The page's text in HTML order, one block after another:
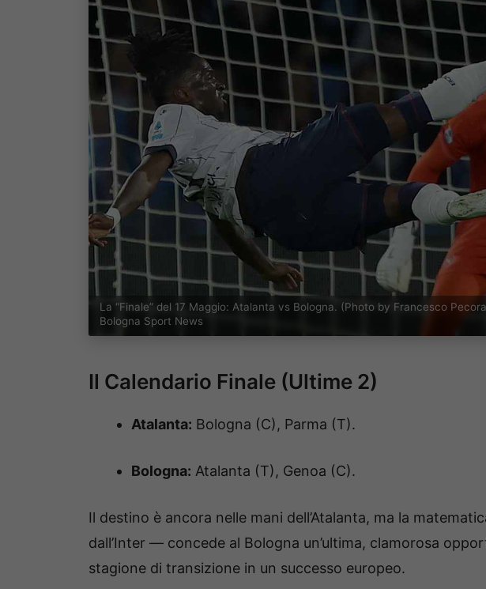
La “Finale” del 17 Maggio: Atalanta vs Bologna. (Photo by Francesco
Bologna Sport News
Il Calendario Finale (Ultime 2)
Atalanta: Bologna (C), Parma (T).
Bologna: Atalanta (T), Genoa (C).
Il destino è ancora nelle mani dell’Atalanta, ma la
dall’Inter — concede al Bologna un’ultima, clamorosa
stagione di transizione in un successo europeo.